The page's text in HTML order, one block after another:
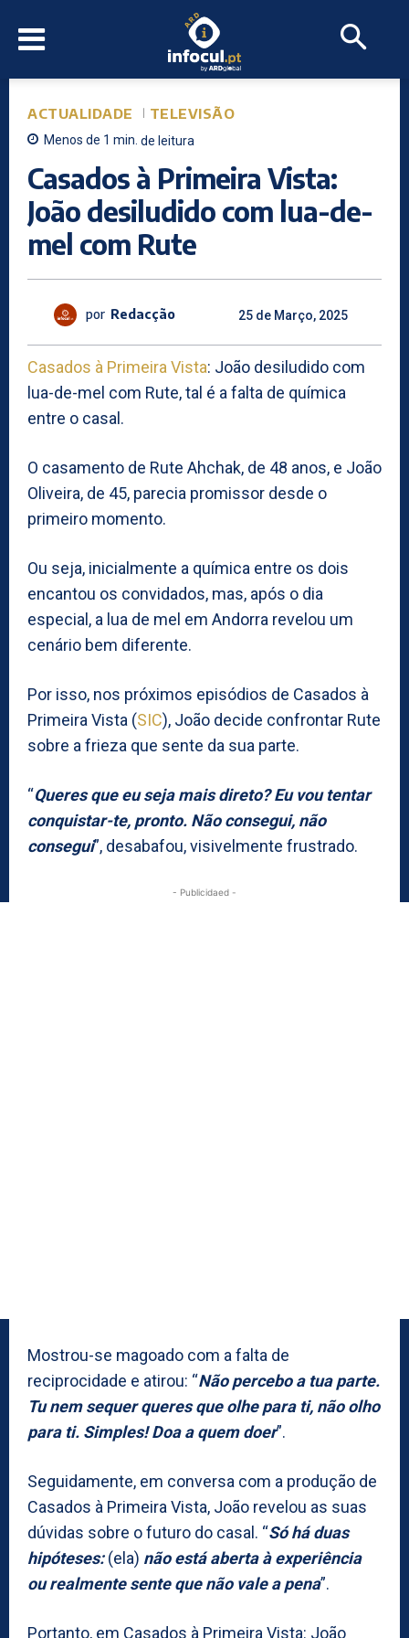
ACTUALIDADE TELEVISÃO
Menos de 1 min. de leitura
Casados à Primeira Vista:
João desiludido com lua-de-
mel com Rute
por Redacção 25 de Março, 2025
Casados à Primeira Vista: João desiludido com
lua-de-mel com Rute, tal é a falta de química
entre o casal.
O casamento de Rute Ahchak, de 48 anos, e João
Oliveira, de 45, parecia promissor desde o
primeiro momento.
Ou seja, inicialmente a química entre os dois
encantou os convidados, mas, após o dia
especial, a lua de mel em Andorra revelou um
cenário bem diferente.
Por isso, nos próximos episódios de Casados à
Primeira Vista (SIC), João decide confrontar Rute
sobre a frieza que sente da sua parte.
“Queres que eu seja mais direto? Eu vou tentar
conquistar-te, pronto. Não consegui, não
consegui”, desabafou, visivelmente frustrado.
- Publicidaed -
Mostrou-se magoado com a falta de
reciprocidade e atirou: “Não percebo a tua parte.
Tu nem sequer queres que olhe para ti, não olho
para ti. Simples! Doa a quem doer”.
Seguidamente, em conversa com a produção de
Casados à Primeira Vista, João revelou as suas
dúvidas sobre o futuro do casal. “Só há duas
hipóteses:(ela) não está aberta à experiência
ou realmente sente que não vale a pena”.
Portanto, em Casados à Primeira Vista: João